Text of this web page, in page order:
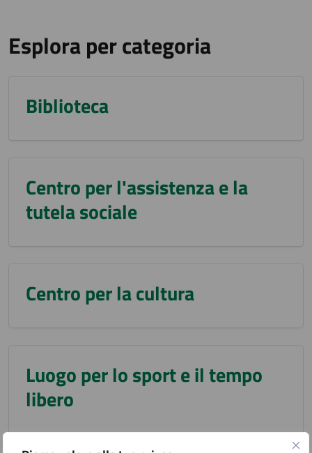
Esplora per categoria
Biblioteca
Centro per l'assistenza e la
tutela sociale
Centro per la cultura
Luogo per lo sport e il tempo
libero